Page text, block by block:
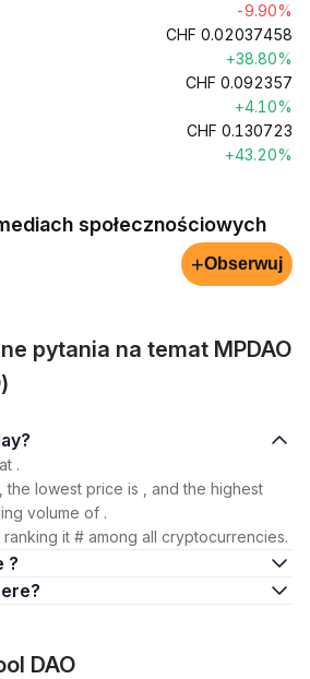
-9.90%
CHF 0.02037458
+38.80%
CHF 0.092357
+4.10%
CHF 0.130723
+43.20%
społecznościowych
+Obserwuj
pytania na temat MPDAO
is today?
.
the lowest price is , and the highest
volume of .
it # among all cryptocurrencies.
?
there?
DAO